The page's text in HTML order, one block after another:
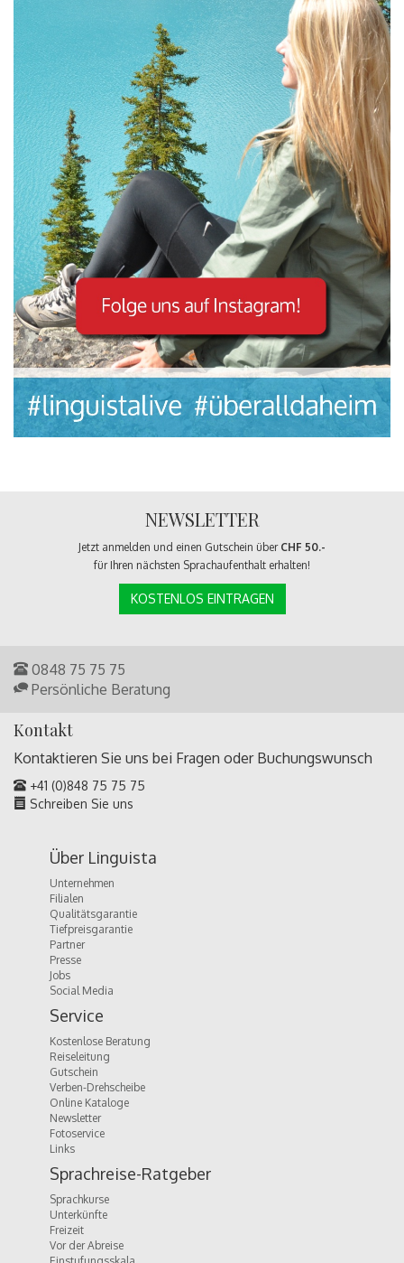
NEWSLETTER
Jetzt anmelden und einen Gutschein über CHF 50.-
für Ihren nächsten Sprachaufenthalt erhalten!
KOSTENLOS EINTRAGEN
0848 75 75 75
Persönliche Beratung
Kontakt
Kontaktieren Sie uns bei Fragen oder Buchungswunsch
+41 (0)848 75 75 75
Schreiben Sie uns
Über Linguista
Unternehmen
Filialen
Qualitätsgarantie
Tiefpreisgarantie
Partner
Presse
Jobs
Social Media
Service
Kostenlose Beratung
Reiseleitung
Gutschein
Verben-Drehscheibe
Online Kataloge
Newsletter
Fotoservice
Links
Sprachreise-Ratgeber
Sprachkurse
Unterkünfte
Freizeit
Vor der Abreise